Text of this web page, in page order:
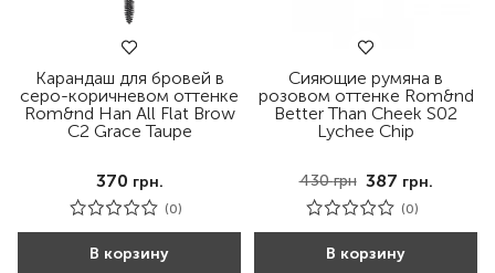
Карандаш для бровей в
серо-коричневом оттенке
Rom&nd Han All Flat Brow
C2 Grace Taupe
370 грн.
(0)
В корзину
Сияющие румяна в
розовом оттенке Rom&nd
Better Than Cheek S02
Lychee Chip
430грн 387 грн.
(0)
В корзину